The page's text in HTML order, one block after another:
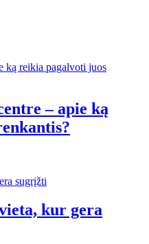
– apie ką
kur gera